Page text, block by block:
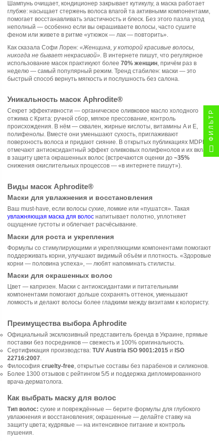
Шампунь очищает, кондиционер закрывает кутикулу, а маска работает
глубже: насыщает стержень волоса влагой та активными компонентами,
помогает восстанавливать эластичность и блеск. Без этого пазла уход
неполный — особенно если вы окрашиваете волосы, часто сушите
феном или живете в ритме «утюжок — лак — повторить».
Как сказала Софи Лорен: «Женщина, у которой красивые волосы,
никогда не бывает некрасивой». В интернете пишут, что регулярное
использование масок практикуют более 70% женщин, причём раз в
неделю — самый популярный режим. Тренд стабилен: маски — это
быстрый способ вернуть мягкость и послушность без салона.
Уникальность масок Aphrodite®
Секрет эффективности — органическое оливковое масло холодного
отжима с Крита: ручной сбор, мягкое прессование, контроль
происхождения. В нём — сквален, жирные кислоты, витамины A и E,
полифенолы. Вместе они уменьшают сухость, приглаживают
поверхность волоса и придают сияние. В открытых публикациях MDPI
отмечают антиоксидантный эффект оливковых полифенолов и их вклад
в защиту цвета окрашенных волос (встречаются оценки до ~35%
снижения окислительных процессов — «в интернете пишут»).
Виды масок Aphrodite®
Маски для увлажнения и восстановления
Ваш must-have, если волосы сухие, ломкие или «пушатся». Такая
увлажняющая маска для волос напитывает полотно, уплотняет
ощущение густоты и облегчает расчёсывание.
Маски для роста и укрепления
Формулы со стимулирующими и укрепляющими компонентами помогают
поддерживать корни, улучшают видимый объём и плотность. «Здоровые
корни — половина успеха», — любят напоминать стилисты.
Маски для окрашенных волос
Цвет — капризен. Маски с антиоксидантами и питательными
компонентами помогают дольше сохранять оттенок, уменьшают
ломкость и делают волосы более гладкими между визитами к колористу.
Преимущества выбора Aphrodite
Официальный эксклюзивный представитель бренда в Украине, прямые
поставки без посредников — свежесть и 100% оригинальность.
Сертификация производства: TUV Austria ISO 9001:2015 и ISO
22716:2007.
Философия cruelty-free, открытые составы без парабенов и силиконов.
Более 1300 отзывов с рейтингом 5/5 и поддержка дипломированного
врача-дерматолога.
Как выбрать маску для волос
Тип волос: сухие и повреждённые — берите формулы для глубокого
увлажнения и восстановления; окрашенные — делайте ставку на
защиту цвета; кудрявые — на интенсивное питание и контроль
пушения.
ФИЛЬТР